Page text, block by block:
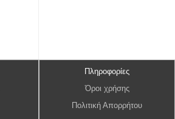
Πληροφορίες
Όροι χρήσης
Πολιτική Απορρήτου